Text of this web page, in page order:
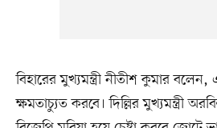
বিহারের মুখ্যমন্ত্রী নীতীশ কুমার
ক্ষমতাচ্যুত করবে। দিল্লির মুখ্যমন্ত্রী